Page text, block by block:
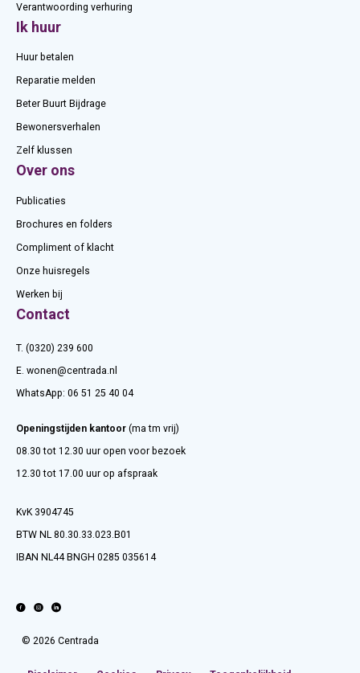
Verantwoording verhuring
Ik huur
Huur betalen
Reparatie melden
Beter Buurt Bijdrage
Bewonersverhalen
Zelf klussen
Over ons
Publicaties
Brochures en folders
Compliment of klacht
Onze huisregels
Werken bij
Contact
T. (0320) 239 600
E. wonen@centrada.nl
WhatsApp: 06 51 25 40 04
Openingstijden kantoor (ma tm vrij)
08.30 tot 12.30 uur open voor bezoek
12.30 tot 17.00 uur op afspraak
KvK 3904745
BTW NL 80.30.33.023.B01
IBAN NL44 BNGH 0285 035614
© 2026 Centrada